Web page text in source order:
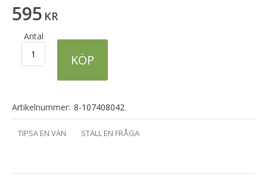
595 KR
Antal
KÖP
Artikelnummer: 8-107408042
TIPSA EN VÄN STÄLL EN FRÅGA